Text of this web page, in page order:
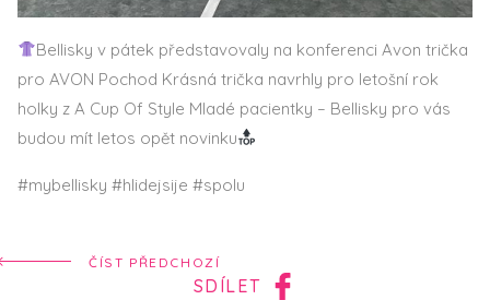
Bellisky v pátek představovaly na konferenci Avon trička
pro AVON Pochod Krásná trička navrhly pro letošní rok
holky z A Cup Of Style Mladé pacientky – Bellisky pro vás
budou mít letos opět novinku
#mybellisky #hlidejsije #spolu
ČÍST PŘEDCHOZÍ
SDÍLET